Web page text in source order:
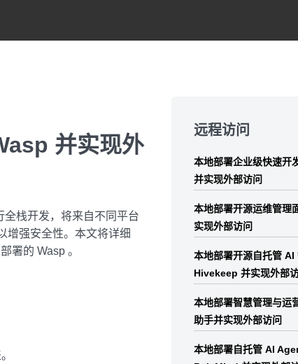
并实现外
栈开发，将来自不同平台
增强安全性。本文将详细
署的 Wasp 。
footer
远程访问
本地部署企业级快速开
并实现外部访问
本地部署开源运维管理
实现外部访问
本地部署开源自托管 AI
Hivekeep 并实现外部
本地部署智慧管理与运
助手并实现外部访问
本地部署自托管 AI